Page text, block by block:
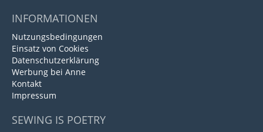
INFORMATIONEN
Nutzungsbedingungen
Einsatz von Cookies
Datenschutzerklärung
Werbung bei Anne
Kontakt
Impressum
SEWING IS POETRY